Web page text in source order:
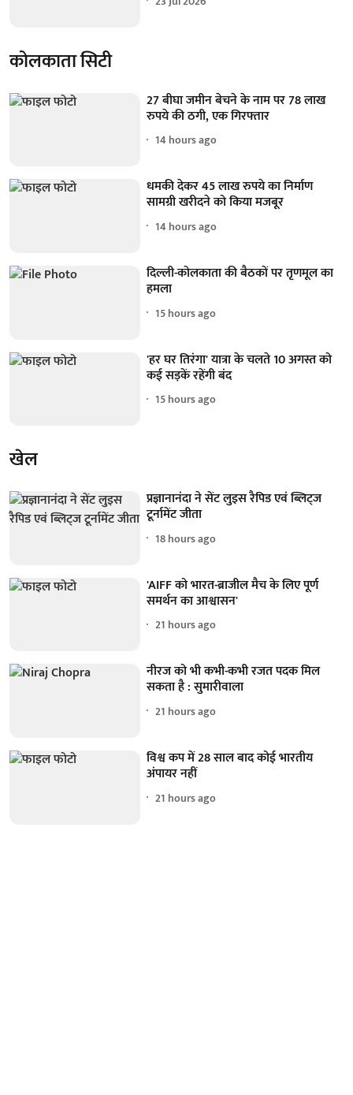
कोलकाता सिटी
27 बीघा जमीन बेचने के नाम पर 78 लाख
रुपये की ठगी, एक गिरफ्तार
14 hours ago
धमकी देकर 45 लाख रुपये का निर्माण
सामग्री खरीदने को किया मजबूर
14 hours ago
दिल्ली-कोलकाता की बैठकों पर तृणमूल का
हमला
15 hours ago
'हर घर तिरंगा' यात्रा के चलते 10 अगस्त को
कई सड़कें रहेंगी बंद
15 hours ago
खेल
प्रज्ञानानंदा ने सेंट लुइस रैपिड एवं ब्लिट्ज
टूर्नामेंट जीता
18 hours ago
'AIFF को भारत-ब्राजील मैच के लिए पूर्ण
समर्थन का आश्वासन'
21 hours ago
नीरज को भी कभी-कभी रजत पदक मिल
सकता है : सुमारीवाला
21 hours ago
विश्व कप में 28 साल बाद कोई भारतीय
अंपायर नहीं
21 hours ago